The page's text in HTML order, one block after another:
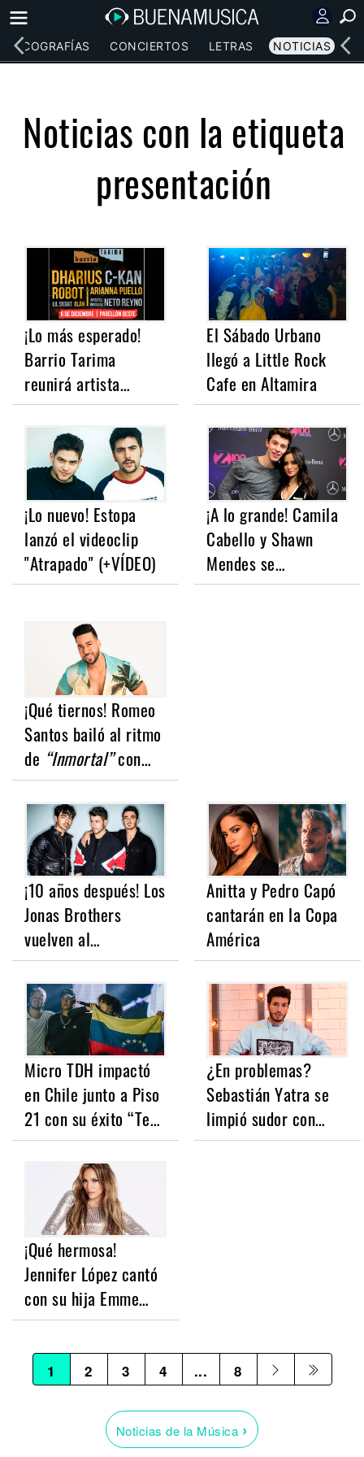
DISCOGRAFÍAS CONCIERTOS LETRAS NOTICIAS
Noticias con la etiqueta
presentación
¡Lo más esperado!
Barrio Tarima
reunirá artista…
El Sábado Urbano
llegó a Little Rock
Cafe en Altamira
¡Lo nuevo! Estopa
lanzó el videoclip
"Atrapado" (+VÍDEO)
¡A lo grande! Camila
Cabello y Shawn
Mendes se…
¡Qué tiernos! Romeo
Santos bailó al ritmo
de “Inmortal”con…
¡10 años después! Los
Jonas Brothers
vuelven al…
Anitta y Pedro Capó
cantarán en la Copa
América
Micro TDH impactó
en Chile junto a Piso
21 con su éxito “Te…
¿En problemas?
Sebastián Yatra se
limpió sudor con…
¡Qué hermosa!
Jennifer López cantó
con su hija Emme…
1 2 3 4 ... 8
Noticias de la Música ›